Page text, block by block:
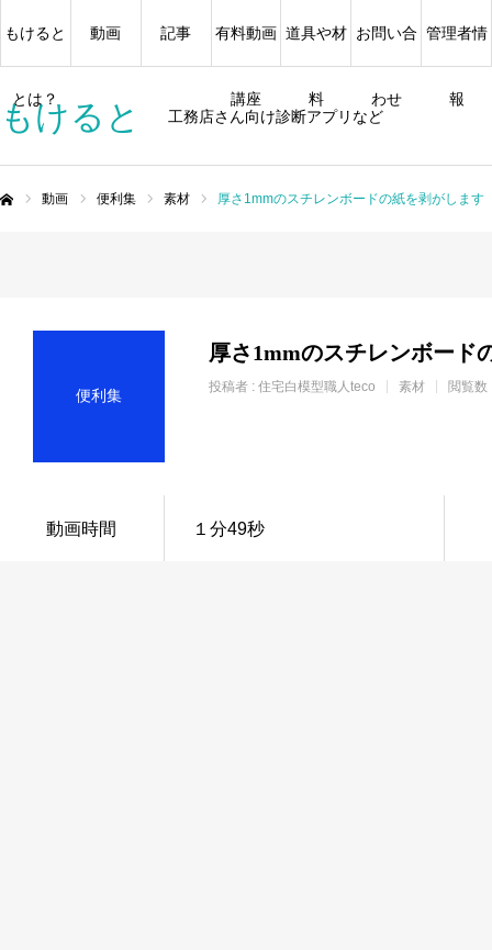
もけると 工務店さん向け診断アプリなど
もけると
とは？
動画 記事 有料動画
講座
道具や材
料
お問い合
わせ
管理者情
報
動画 便利集 素材 厚さ1mmのスチレンボードの紙を剥がします
便利集
厚さ1mmのスチレンボード
投稿者 : 住宅白模型職人teco 素材 閲覧数
動画時間 １分49秒